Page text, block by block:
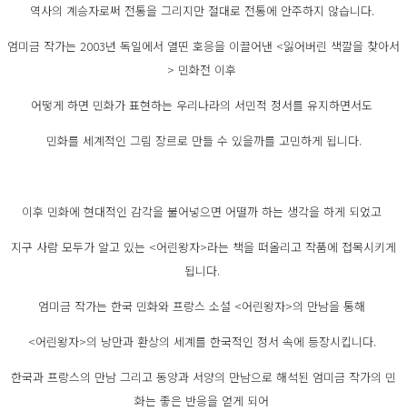
역사의 계승자로써 전통을 그리지만 절대로 전통에 안주하지 않습니다.
엄미금 작가는 2003년 독일에서 열띤 호응을 이끌어낸 <잃어버린 색깔을 찾아서
> 민화전 이후
어떻게 하면 민화가 표현하는 우리나라의 서민적 정서를 유지하면서도
민화를 세계적인 그림 장르로 만들 수 있을까를 고민하게 됩니다.
이후 민화에 현대적인 감각을 불어넣으면 어떨까 하는 생각을 하게 되었고
지구 사람 모두가 알고 있는 <어린왕자>라는 책을 떠올리고 작품에 접목시키게
됩니다.
엄미금 작가는 한국 민화와 프랑스 소설 <어린왕자>의 만남을 통해
<어린왕자>의 낭만과 환상의 세계를 한국적인 정서 속에 등장시킵니다.
한국과 프랑스의 만남 그리고 동양과 서양의 만남으로 해석된 엄미금 작가의 민
화는 좋은 반응을 얻게 되어